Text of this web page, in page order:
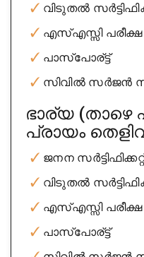
City
വിടുതൽ
എസ്എസ്സി പരീക്ഷ
പാസ്പോര്ട്ട്
സിവിൽ സർജൻ
ഭാര്യ (താഴെ
പ്രായം
ജനന സർട്ടിഫിക്കറ്റ്
വിടുതൽ
എസ്എസ്സി പരീക്ഷ
പാസ്പോര്ട്ട്